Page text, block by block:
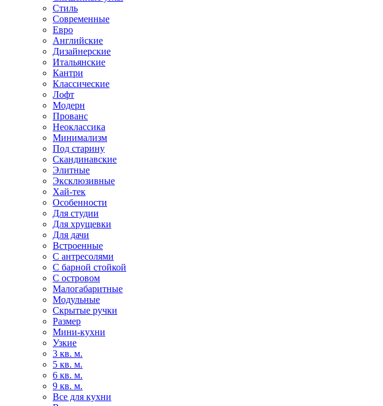
Стиль
Современные
Евро
Английские
Дизайнерские
Итальянские
Кантри
Классические
Лофт
Модерн
Прованс
Неоклассика
Минимализм
Под старину
Скандинавские
Элитные
Эксклюзивные
Хай-тек
Особенности
Для студии
Для хрущевки
Для дачи
Встроенные
С антресолями
С барной стойкой
С островом
Малогабаритные
Модульные
Скрытые ручки
Размер
Мини-кухни
Узкие
3 кв. м.
5 кв. м.
6 кв. м.
9 кв. м.
Все для кухни